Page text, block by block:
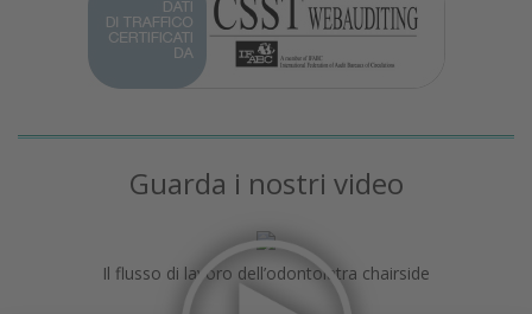
Guarda i nostri video
Il flusso di lavoro dell’odontoiatra chairside